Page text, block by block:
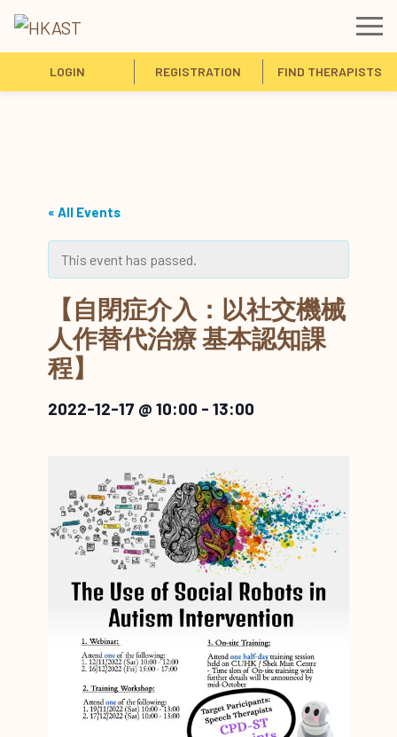
LOGIN REGISTRATION FIND THERAPISTS
« All Events
This event has passed.
【自閉症介入：以社交機械
人作替代治療 基本認知課
程】
2022-12-17 @ 10:00 - 13:00